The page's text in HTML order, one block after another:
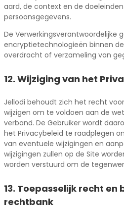
aard, de context en de
persoonsgegevens.
De Verwerkingsverantwoordelijke
encryptietechnologieën binnen
overdracht of verzameling van
12. Wijziging van het
Jellodi behoudt zich het recht
wijzigen om te voldoen aan de
verband. De Gebruiker wordt
het Privacybeleid te raadplegen
van eventuele wijzigingen en
wijzigingen zullen op de Site
worden verstuurd om de
13. Toepasselijk recht en
rechtbank